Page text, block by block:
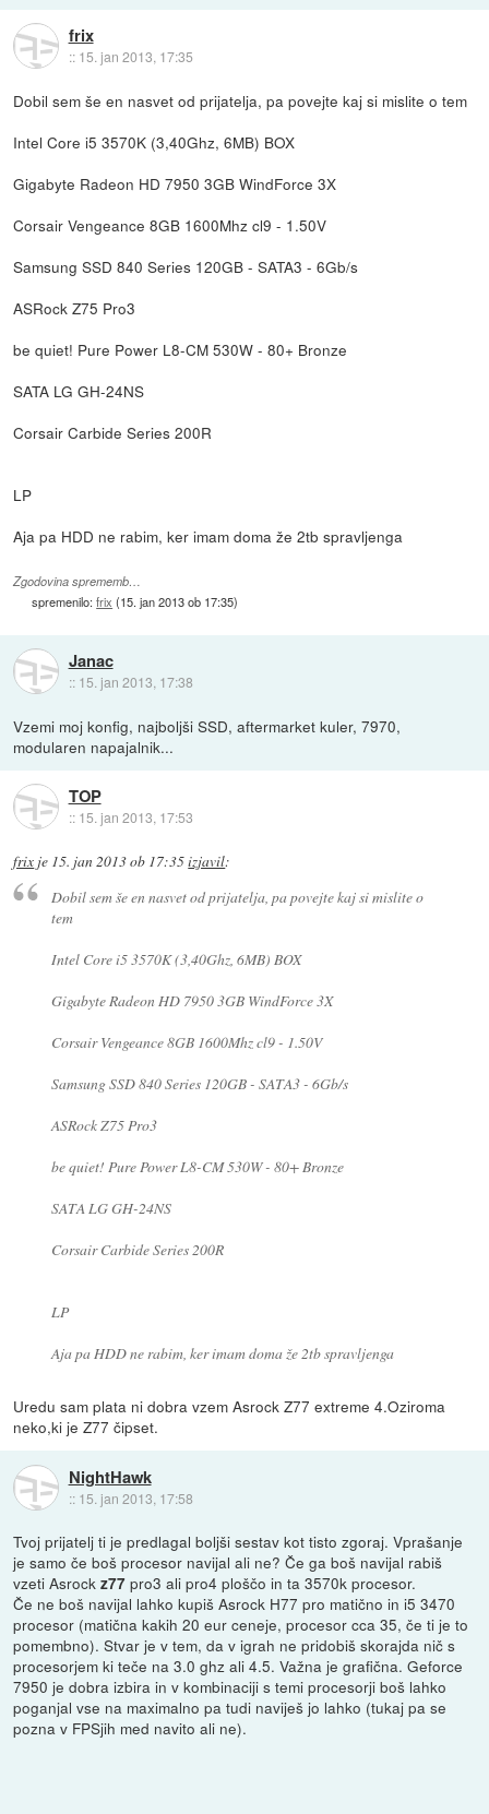
frix
:: 15. jan 2013, 17:35
Dobil sem še en nasvet od prijatelja, pa povejte kaj si mislite o tem
Intel Core i5 3570K (3,40Ghz, 6MB) BOX
Gigabyte Radeon HD 7950 3GB WindForce 3X
Corsair Vengeance 8GB 1600Mhz cl9 - 1.50V
Samsung SSD 840 Series 120GB - SATA3 - 6Gb/s
ASRock Z75 Pro3
be quiet! Pure Power L8-CM 530W - 80+ Bronze
SATA LG GH-24NS
Corsair Carbide Series 200R
LP
Aja pa HDD ne rabim, ker imam doma že 2tb spravljenga
Zgodovina sprememb…
spremenilo:frix (15. jan 2013 ob 17:35)
Janac
:: 15. jan 2013, 17:38
Vzemi moj konfig, najboljši SSD, aftermarket kuler, 7970,
modularen napajalnik...
TOP
:: 15. jan 2013, 17:53
frix je 15. jan 2013 ob 17:35izjavil:
Dobil sem še en nasvet od prijatelja, pa povejte kaj si mislite o
tem
Intel Core i5 3570K (3,40Ghz, 6MB) BOX
Gigabyte Radeon HD 7950 3GB WindForce 3X
Corsair Vengeance 8GB 1600Mhz cl9 - 1.50V
Samsung SSD 840 Series 120GB - SATA3 - 6Gb/s
ASRock Z75 Pro3
be quiet! Pure Power L8-CM 530W - 80+ Bronze
SATA LG GH-24NS
Corsair Carbide Series 200R
LP
Aja pa HDD ne rabim, ker imam doma že 2tb spravljenga
Uredu sam plata ni dobra vzem Asrock Z77 extreme 4.Oziroma
neko,ki je Z77 čipset.
NightHawk
:: 15. jan 2013, 17:58
Tvoj prijatelj ti je predlagal boljši sestav kot tisto zgoraj. Vprašanje
je samo če boš procesor navijal ali ne? Če ga boš navijal rabiš
vzeti Asrockz77 pro3 ali pro4 ploščo in ta 3570k procesor.
Če ne boš navijal lahko kupiš Asrock H77 pro matično in i5 3470
procesor (matična kakih 20 eur ceneje, procesor cca 35, če ti je to
pomembno). Stvar je v tem, da v igrah ne pridobiš skorajda nič s
procesorjem ki teče na 3.0 ghz ali 4.5. Važna je grafična. Geforce
7950 je dobra izbira in v kombinaciji s temi procesorji boš lahko
poganjal vse na maximalno pa tudi naviješ jo lahko (tukaj pa se
pozna v FPSjih med navito ali ne).